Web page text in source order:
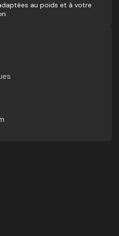
au poids et à votre